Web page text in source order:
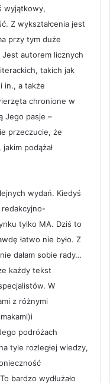
wyjątkowy,
Z wykształcenia jest
przy tym duże
autorem licznych
takich jak
i in., a także
chronione w
Jego pasje –
przeczucie, że
podążał
wydań. Kiedyś
redakcyjno-
tylko MA. Dziś to
łatwo nie było. Z
dałam sobie rady…
każdy tekst
W
z różnymi
podróżach
tyle rozległej wiedzy,
bardzo wydłużało